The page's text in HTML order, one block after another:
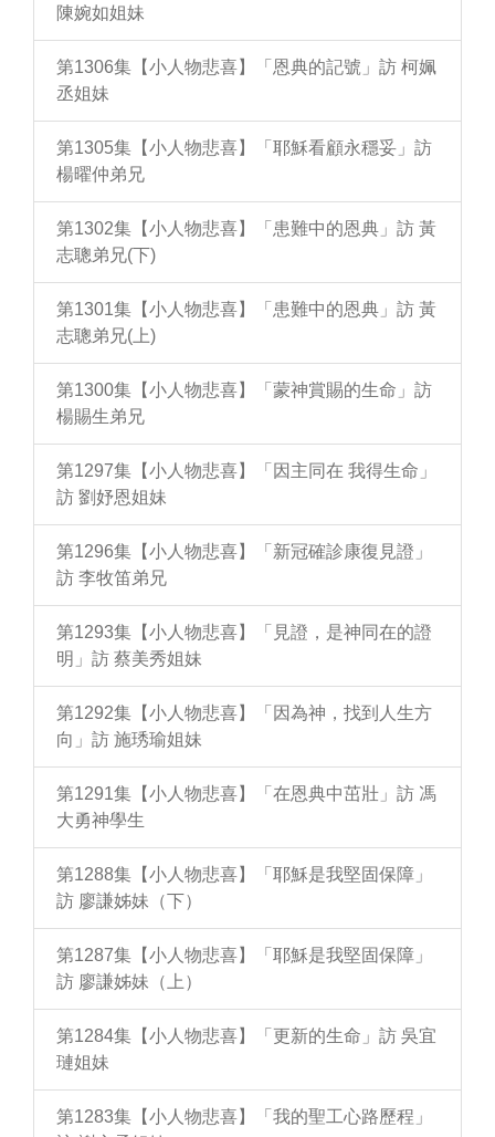
陳婉如姐妹
第1306集【小人物悲喜】「恩典的記號」訪 柯姵
丞姐妹
第1305集【小人物悲喜】「耶穌看顧永穩妥」訪
楊曜仲弟兄
第1302集【小人物悲喜】「患難中的恩典」訪 黃
志聰弟兄(下)
第1301集【小人物悲喜】「患難中的恩典」訪 黃
志聰弟兄(上)
第1300集【小人物悲喜】「蒙神賞賜的生命」訪
楊賜生弟兄
第1297集【小人物悲喜】「因主同在 我得生命」
訪 劉妤恩姐妹
第1296集【小人物悲喜】「新冠確診康復見證」
訪 李牧笛弟兄
第1293集【小人物悲喜】「見證，是神同在的證
明」訪 蔡美秀姐妹
第1292集【小人物悲喜】「因為神，找到人生方
向」訪 施琇瑜姐妹
第1291集【小人物悲喜】「在恩典中茁壯」訪 馮
大勇神學生
第1288集【小人物悲喜】「耶穌是我堅固保障」
訪 廖謙姊妹（下）
第1287集【小人物悲喜】「耶穌是我堅固保障」
訪 廖謙姊妹（上）
第1284集【小人物悲喜】「更新的生命」訪 吳宜
璉姐妹
第1283集【小人物悲喜】「我的聖工心路歷程」